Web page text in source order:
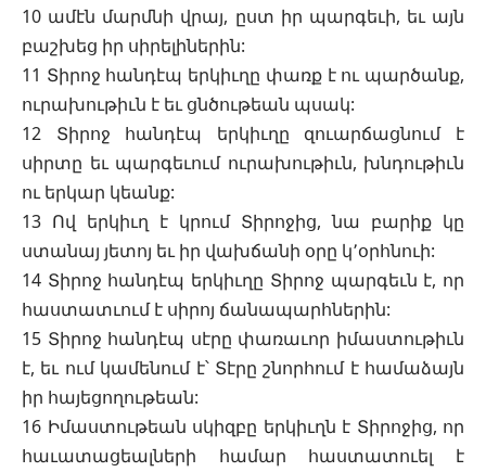
10 ամէն մարմնի վրայ, ըստ իր պարգեւի, եւ այն
բաշխեց իր սիրելիներին:
11 Տիրոջ հանդէպ երկիւղը փառք է ու պարծանք,
ուրախութիւն է եւ ցնծութեան պսակ:
12 Տիրոջ հանդէպ երկիւղը զուարճացնում է
սիրտը եւ պարգեւում ուրախութիւն, խնդութիւն
ու երկար կեանք:
13 Ով երկիւղ է կրում Տիրոջից, նա բարիք կը
ստանայ յետոյ եւ իր վախճանի օրը կ՚օրհնուի:
14 Տիրոջ հանդէպ երկիւղը Տիրոջ պարգեւն է, որ
հաստատւում է սիրոյ ճանապարհներին:
15 Տիրոջ հանդէպ սէրը փառաւոր իմաստութիւն
է, եւ ում կամենում է՝ Տէրը շնորհում է համաձայն
իր հայեցողութեան:
16 Իմաստութեան սկիզբը երկիւղն է Տիրոջից, որ
հաւատացեալների համար հաստատուել է